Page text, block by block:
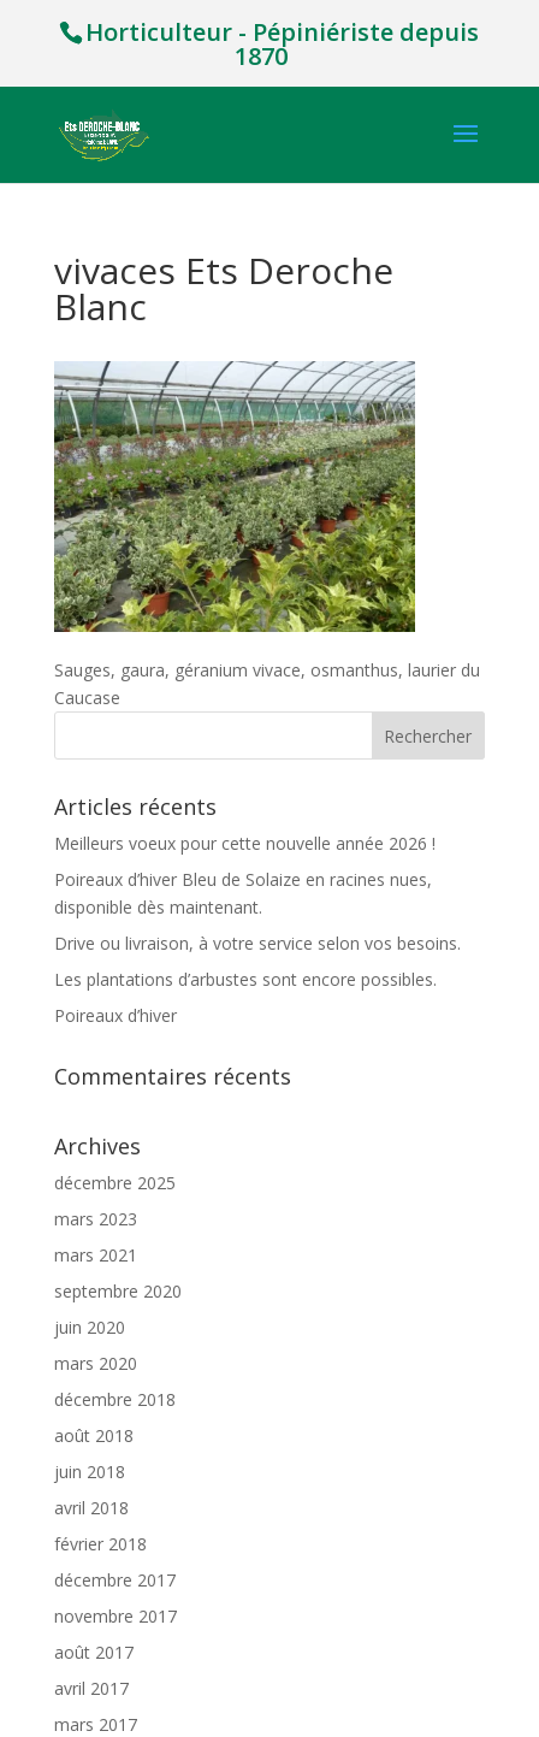
Horticulteur - Pépiniériste depuis
1870
vivaces Ets Deroche
Blanc
Sauges, gaura, géranium vivace, osmanthus, laurier du
Caucase
Articles récents
Meilleurs voeux pour cette nouvelle année 2026 !
Poireaux d’hiver Bleu de Solaize en racines nues,
disponible dès maintenant.
Drive ou livraison, à votre service selon vos besoins.
Les plantations d’arbustes sont encore possibles.
Poireaux d’hiver
Commentaires récents
Archives
décembre 2025
mars 2023
mars 2021
septembre 2020
juin 2020
mars 2020
décembre 2018
août 2018
juin 2018
avril 2018
février 2018
décembre 2017
novembre 2017
août 2017
avril 2017
mars 2017